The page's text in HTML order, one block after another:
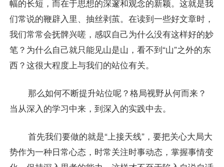
幅的长短，而在于思想的深邃和观念的新颖。这就是我
们常说的鞭辟入里、抽丝剥茧。在读到一些好文章时，
我们常常会抚髀兴嗟，感叹自己为什么没有这样好的妙
笔？为什么自己就只能见山是山，看不到“山”之外的东
西？这很大程度上与我们的站位有关。
那么如何不断提升站位呢？格局视野从何而来？
当从深入的学习中来，到深入的实践中去。
首先我们要做的就是“上接天线”，要把关心大局大
势作为一种日常心态，时常关注时事动态，掌握事情变